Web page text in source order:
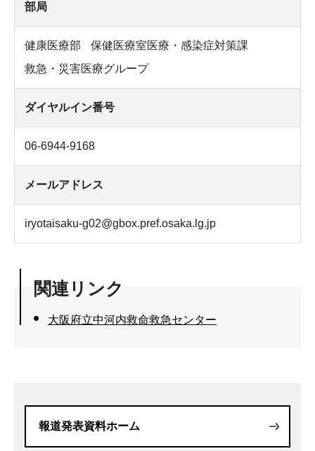
部局
健康医療部
保健医療室医療・感染症対策課
救急・災害医療グループ
ダイヤルイン番号
06-6944-9168
メールアドレス
iryotaisaku-g02@gbox.pref.osaka.lg.jp
関連リンク
大阪府立中河内救命救急センター
報道発表資料ホーム